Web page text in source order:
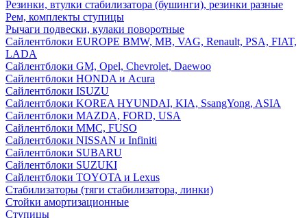
Резинки, втулки стабилизатора (бушинги), резинки разные
Рем, комплекты ступицы
Рычаги подвески, кулаки поворотные
Сайлентблоки EUROPE BMW, MB, VAG, Renault, PSA, FIAT,
LADA
Сайлентблоки GM, Opel, Chevrolet, Daewoo
Сайлентблоки HONDA и Acura
Сайлентблоки ISUZU
Сайлентблоки KOREA HYUNDAI, KIA, SsangYong, ASIA
Сайлентблоки MAZDA, FORD, USA
Сайлентблоки MMC, FUSO
Сайлентблоки NISSAN и Infiniti
Сайлентблоки SUBARU
Сайлентблоки SUZUKI
Сайлентблоки TOYOTA и Lexus
Стабилизаторы (тяги стабилизатора, линки)
Стойки амортизационные
Ступицы